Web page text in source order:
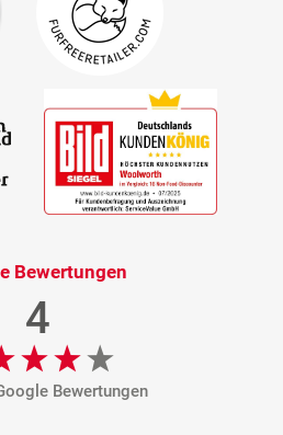
Bewertungen
4
Bewertungen